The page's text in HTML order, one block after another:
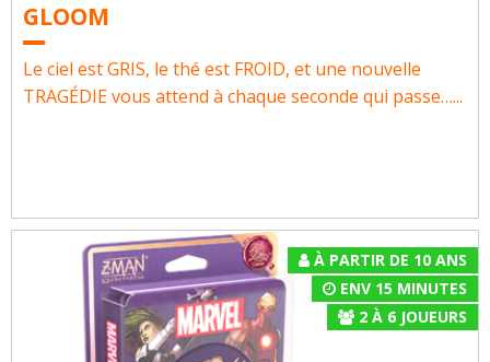
GLOOM
Le ciel est GRIS, le thé est FROID, et une nouvelle
TRAGÉDIE vous attend à chaque seconde qui passe…...
À PARTIR DE 10 ANS
ENV 15 MINUTES
2À 6JOUEURS